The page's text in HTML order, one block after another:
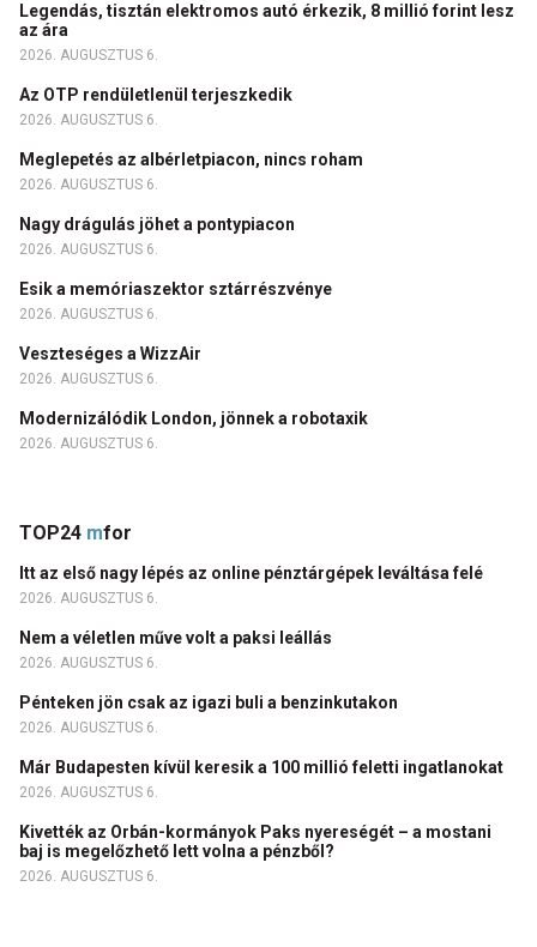
Legendás, tisztán elektromos autó érkezik, 8 millió forint lesz
az ára
2026. AUGUSZTUS 6.
Az OTP rendületlenül terjeszkedik
2026. AUGUSZTUS 6.
Meglepetés az albérletpiacon, nincs roham
2026. AUGUSZTUS 6.
Nagy drágulás jöhet a pontypiacon
2026. AUGUSZTUS 6.
Esik a memóriaszektor sztárrészvénye
2026. AUGUSZTUS 6.
Veszteséges a WizzAir
2026. AUGUSZTUS 6.
Modernizálódik London, jönnek a robotaxik
2026. AUGUSZTUS 6.
TOP24 mfor
Itt az első nagy lépés az online pénztárgépek leváltása felé
2026. AUGUSZTUS 6.
Nem a véletlen műve volt a paksi leállás
2026. AUGUSZTUS 6.
Pénteken jön csak az igazi buli a benzinkutakon
2026. AUGUSZTUS 6.
Már Budapesten kívül keresik a 100 millió feletti ingatlanokat
2026. AUGUSZTUS 6.
Kivették az Orbán-kormányok Paks nyereségét – a mostani
baj is megelőzhető lett volna a pénzből?
2026. AUGUSZTUS 6.